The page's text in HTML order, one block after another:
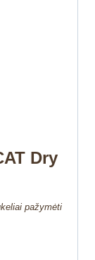
Dry
pažymėti